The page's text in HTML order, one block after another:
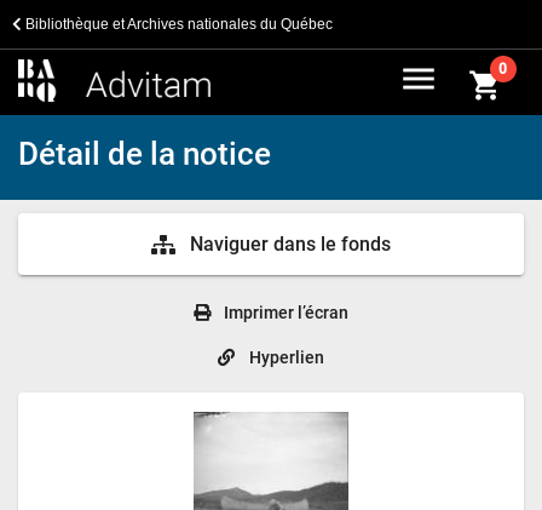
Bibliothèque et Archives nationales du Québec
menu shopping_cart0
Détail de la notice
Naviguer dans le fonds
Imprimer l’écran
Hyperlien